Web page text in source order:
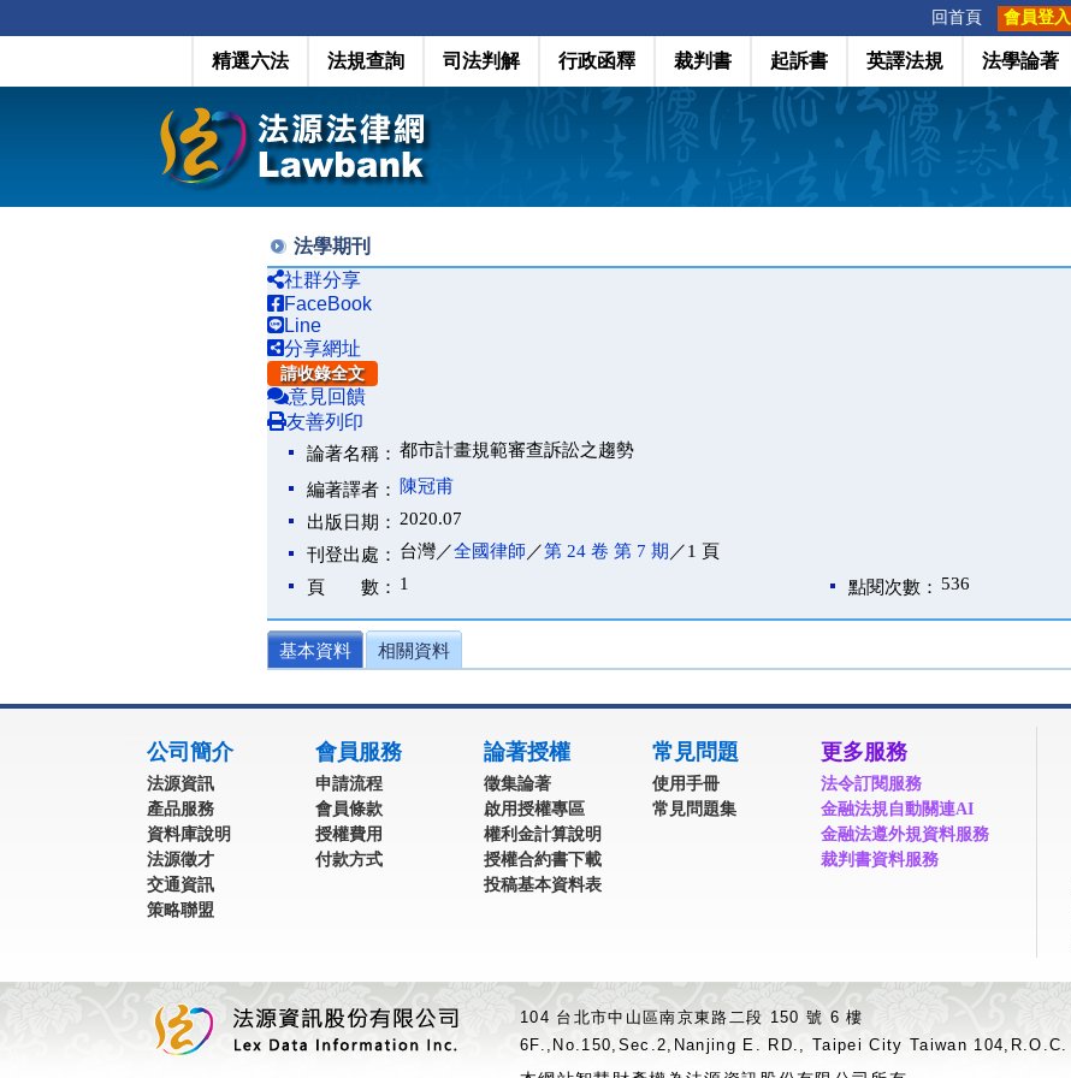
回首頁 會員登入
精選六法 法規查詢 司法判解 行政函釋 裁判書 起訴書 英譯法規 法學論著
法學期刊
社群分享
FaceBook
Line
分享網址
請收錄全文
意見回饋
友善列印
論著名稱： 都市計畫規範審查訴訟之趨勢
編著譯者：
陳冠甫
出版日期： 2020.07
刊登出處： 台灣／全國律師 ／第 24 卷 第 7 期 ／1 頁
頁 數： 1 點閱次數： 536
基本資料 相關資料
公司簡介
法源資訊
產品服務
資料庫說明
法源徵才
交通資訊
策略聯盟
會員服務
申請流程
會員條款
授權費用
付款方式
論著授權
徵集論著
啟用授權專區
權利金計算說明
授權合約書下載
投稿基本資料表
常見問題
使用手冊
常見問題集
更多服務
法令訂閱服務
金融法規自動關連AI
金融法遵外規資料服務
裁判書資料服務
104 台北市中山區南京東路二段 150 號 6 樓
6F.,No.150,Sec.2,Nanjing E. RD., Taipei City Taiwan 104,R.O.C.